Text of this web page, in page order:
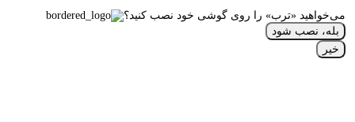
می‌خواهید «ترب» را روی گوشی خود نصب کنید؟
بله، نصب شود
خیر